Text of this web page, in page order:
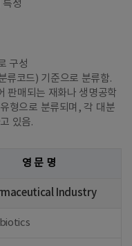
성
구성
류코드) 기준으로 분류함.
판매되는 재화나 생명공학
형으로 분류되며, 각 대분
있음.
영 문 명
Industry